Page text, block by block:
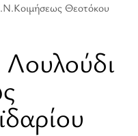
Θεοτόκου